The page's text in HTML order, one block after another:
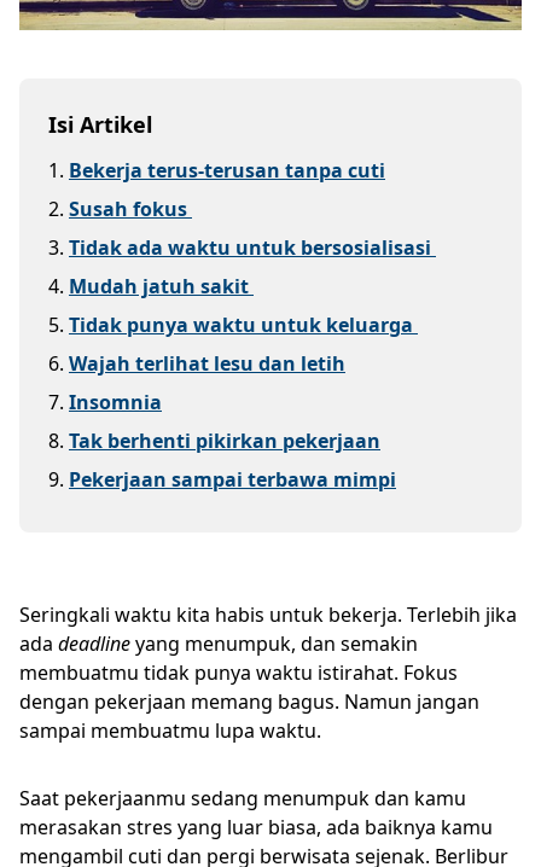
Isi Artikel
1. Bekerja terus-terusan tanpa cuti
2. Susah fokus
3. Tidak ada waktu untuk bersosialisasi
4. Mudah jatuh sakit
5. Tidak punya waktu untuk keluarga
6. Wajah terlihat lesu dan letih
7. Insomnia
8. Tak berhenti pikirkan pekerjaan
9. Pekerjaan sampai terbawa mimpi
Seringkali waktu kita habis untuk bekerja. Terlebih jika
ada deadlineyang menumpuk, dan semakin
membuatmu tidak punya waktu istirahat. Fokus
dengan pekerjaan memang bagus. Namun jangan
sampai membuatmu lupa waktu.
Saat pekerjaanmu sedang menumpuk dan kamu
merasakan stres yang luar biasa, ada baiknya kamu
mengambil cuti dan pergi berwisata sejenak. Berlibur